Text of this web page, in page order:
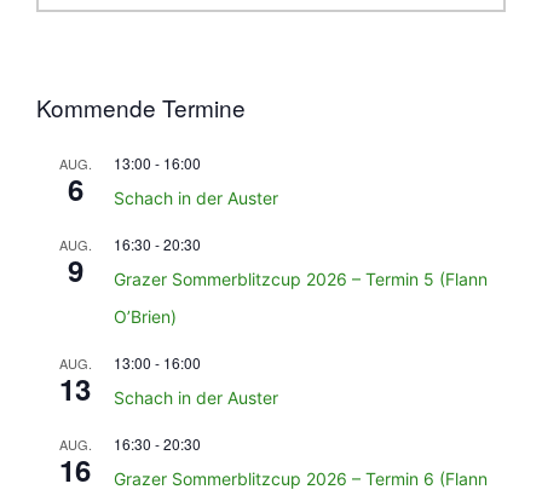
Kommende Termine
AUG.
6
13:00 - 16:00
Schach in der Auster
AUG.
9
16:30 -20:30
Grazer Sommerblitzcup 2026 – Termin 5 (Flann
O’Brien)
AUG.
13
13:00 - 16:00
Schach in der Auster
AUG.
16
16:30 -20:30
Grazer Sommerblitzcup 2026 – Termin 6 (Flann